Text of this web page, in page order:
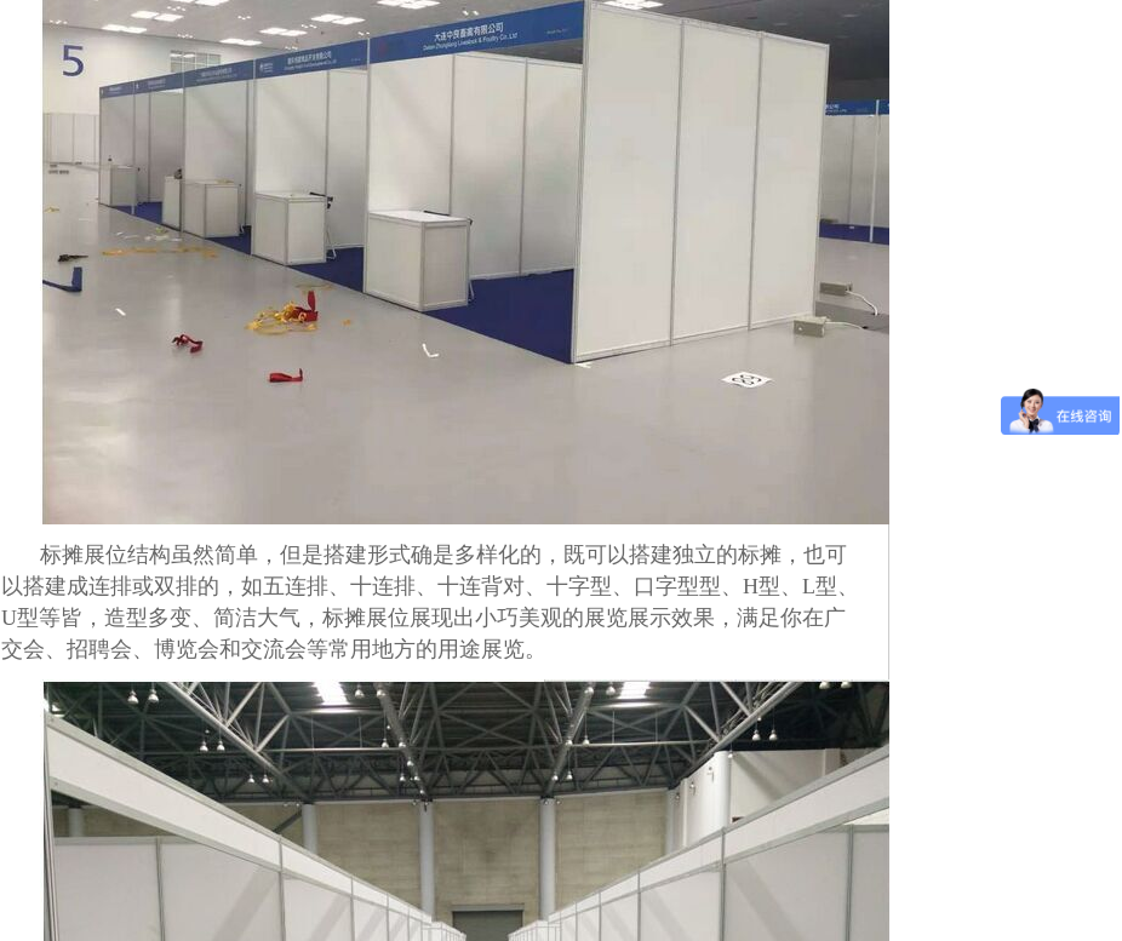
标摊展位结构虽然简单，但是搭建形式确是多样化的，既可以搭建独立的标摊，也可
以搭建成连排或双排的，如五连排、十连排、十连背对、十字型、口字型型、H型、L型、
U型等皆，造型多变、简洁大气，标摊展位展现出小巧美观的展览展示效果，满足你在广
交会、招聘会、博览会和交流会等常用地方的用途展览。